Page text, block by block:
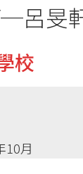
呂旻
校
10月